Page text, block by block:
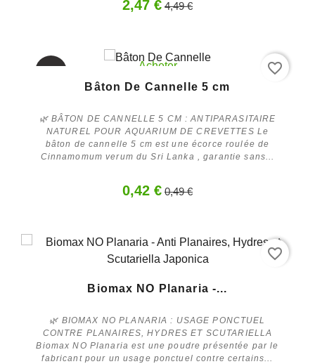
2,47 € 4,49 €
Acheter
Bâton De Cannelle 5 cm
🌿 BÂTON DE CANNELLE 5 CM : ANTIPARASITAIRE
NATUREL POUR AQUARIUM DE CREVETTES Le
bâton de cannelle 5 cm est une écorce roulée de
Cinnamomum verum du Sri Lanka , garantie sans...
0,42 € 0,49 €
favorite_border
Biomax NO Planaria -...
🌿 BIOMAX NO PLANARIA : USAGE PONCTUEL
CONTRE PLANAIRES, HYDRES ET SCUTARIELLA
Biomax NO Planaria est une poudre présentée par le
fabricant pour un usage ponctuel contre certains...
favorite_border